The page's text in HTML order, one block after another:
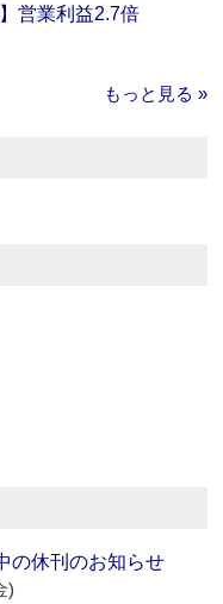
営業利益2.7倍
もっと見る »
の休刊のお知らせ
)